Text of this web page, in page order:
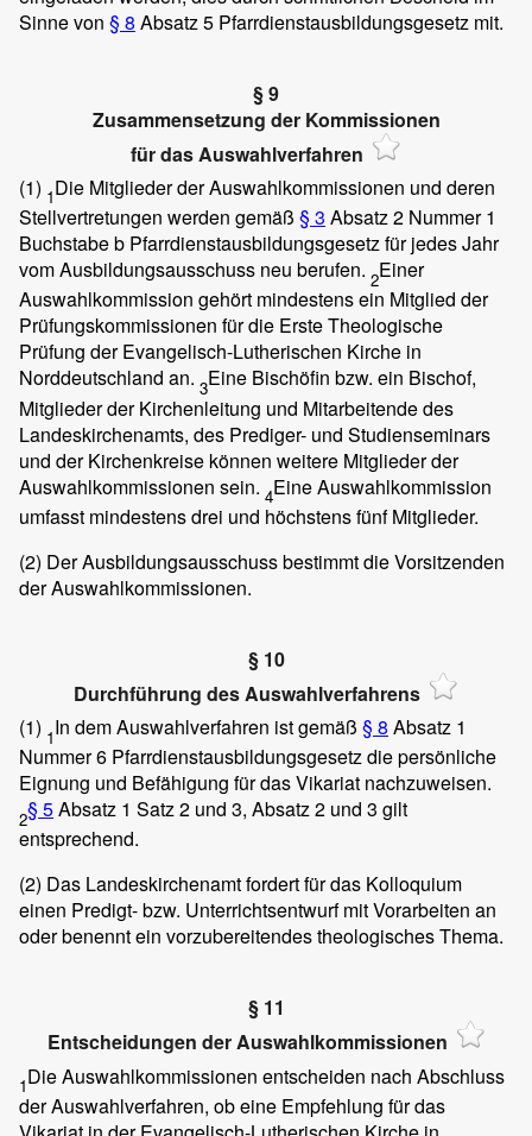
Sinne von § 8 Absatz 5 Pfarrdienstausbildungsgesetz mit.
§ 9
Zusammensetzung der Kommissionen
für das Auswahlverfahren
(1) 1Die Mitglieder der Auswahlkommissionen und deren
Stellvertretungen werden gemäß § 3 Absatz 2 Nummer 1
Buchstabe b Pfarrdienstausbildungsgesetz für jedes Jahr
vom Ausbildungsausschuss neu berufen. 2Einer
Auswahlkommission gehört mindestens ein Mitglied der
Prüfungskommissionen für die Erste Theologische
Prüfung der Evangelisch-Lutherischen Kirche in
Norddeutschland an. 3Eine Bischöfin bzw. ein Bischof,
Mitglieder der Kirchenleitung und Mitarbeitende des
Landeskirchenamts, des Prediger- und Studienseminars
und der Kirchenkreise können weitere Mitglieder der
Auswahlkommissionen sein. 4Eine Auswahlkommission
umfasst mindestens drei und höchstens fünf Mitglieder.
(2) Der Ausbildungsausschuss bestimmt die Vorsitzenden
der Auswahlkommissionen.
§ 10
Durchführung des Auswahlverfahrens
(1) 1In dem Auswahlverfahren ist gemäß § 8 Absatz 1
Nummer 6 Pfarrdienstausbildungsgesetz die persönliche
Eignung und Befähigung für das Vikariat nachzuweisen.
2§ 5Absatz 1 Satz 2 und 3, Absatz 2 und 3 gilt
entsprechend.
(2) Das Landeskirchenamt fordert für das Kolloquium
einen Predigt- bzw. Unterrichtsentwurf mit Vorarbeiten an
oder benennt ein vorzubereitendes theologisches Thema.
§ 11
Entscheidungen der Auswahlkommissionen
1Die Auswahlkommissionen entscheiden nach Abschluss
der Auswahlverfahren, ob eine Empfehlung für das